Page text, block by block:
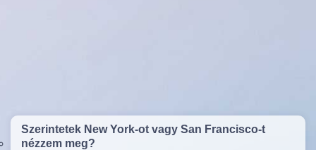
Szerintetek New York-ot vagy San Francisco-t
nézzem meg?